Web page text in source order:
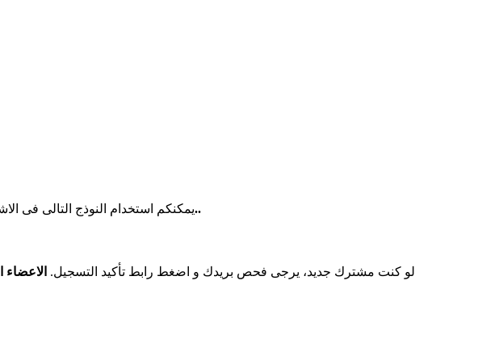
يمكنكم استخدام النوذج التالى فىللاشتراك بنشرة اخبار الموقع يرجى ادخال بريد اليكترونى صحيح..
لو كنت مشترك جديد، يرجى فحص بريدك و اضغط رابط تأكيد التسجيل.